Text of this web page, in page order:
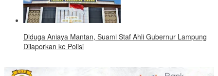
Diduga Aniaya Mantan, Suami Staf Ahli Gubernur Lampung
Dilaporkan ke Polisi